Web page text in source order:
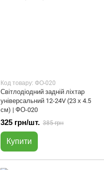
Код товару: ФО-020
Світлодіодний задній ліхтар
універсальний 12-24V (23 х 4.5
см) | ФО-020
325 грн/шт. 385 грн
Купити